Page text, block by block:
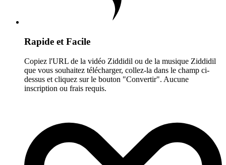
Rapide et Facile
Copiez l'URL de la vidéo Ziddidil ou de la musique Ziddidil
que vous souhaitez télécharger, collez-la dans le champ ci-
dessus et cliquez sur le bouton "Convertir". Aucune
inscription ou frais requis.